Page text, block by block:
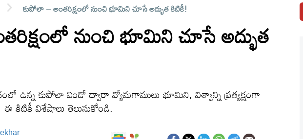
కుపోలా – అంతరిక్షంలో నుంచి భూమిని చూసే అద్భుత కిటికీ!
నుంచి భూమిని చూసే అద్భుత
ఉన్న కుపోలా విండో ద్వారా వ్యోమగాములు భూమిని, విశ్వాన్ని ప్రత్యక్షంగా
కిటికీ విశేషాలు తెలుసుకోండి.